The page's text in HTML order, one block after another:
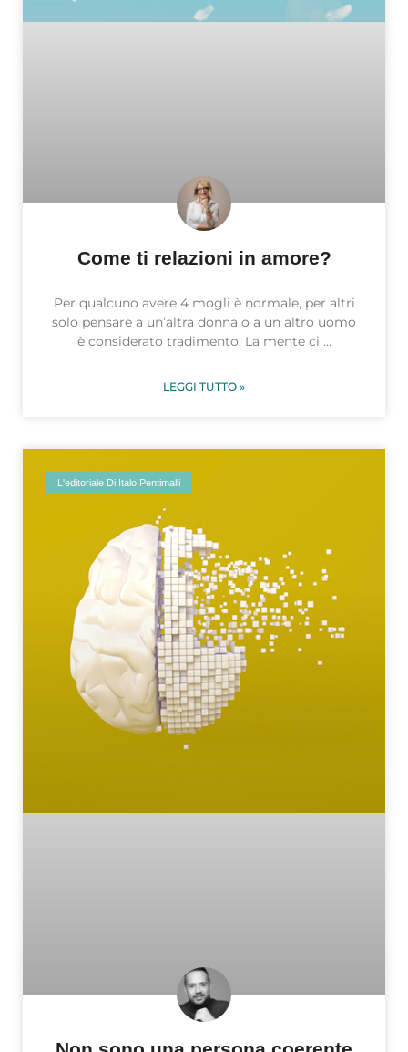
Come ti relazioni in amore?
Per qualcuno avere 4 mogli è normale, per altri
solo pensare a un’altra donna o a un altro uomo
è considerato tradimento. La mente ci
LEGGI TUTTO »
L'editoriale Di Italo Pentimalli